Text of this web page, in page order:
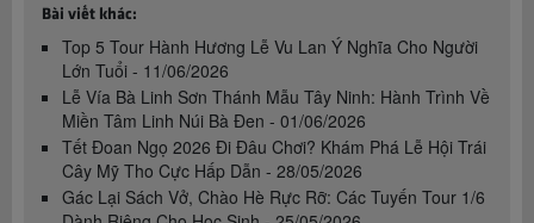
Bài viết khác:
Top 5 Tour Hành Hương Lễ Vu Lan Ý Nghĩa Cho Người
Lớn Tuổi - 11/06/2026
Lễ Vía Bà Linh Sơn Thánh Mẫu Tây Ninh: Hành Trình Về
Miền Tâm Linh Núi Bà Đen - 01/06/2026
Tết Đoan Ngọ 2026 Đi Đâu Chơi? Khám Phá Lễ Hội Trái
Cây Mỹ Tho Cực Hấp Dẫn - 28/05/2026
Gác Lại Sách Vở, Chào Hè Rực Rỡ: Các Tuyến Tour 1/6